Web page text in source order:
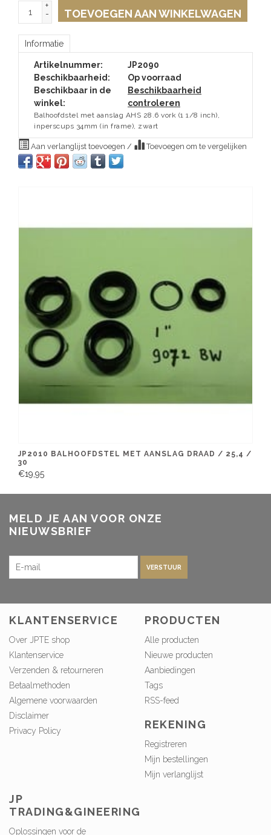
+
-
TOEVOEGEN AAN WINKELWAGEN
Informatie
Artikelnummer:
JP2090
Beschikbaarheid:
Op voorraad
Beschikbaar in de
winkel:
Beschikbaarheid
controleren
Balhoofdstel met aanslag AHS 28.6 vork (1 1/8 inch),
inperscups 34mm (in frame), zwart
Aan verlanglijst toevoegen / Toevoegen om te vergelijken
JP2010 BALHOOFDSTEL MET AANSLAG DRAAD / 25,4 /
30
€19,95
MELD JE AAN VOOR ONZE
NIEUWSBRIEF
VERSTUUR
KLANTENSERVICE
Over JPTE shop
Klantenservice
Verzenden & retourneren
Betaalmethoden
Algemene voorwaarden
Disclaimer
Privacy Policy
PRODUCTEN
Alle producten
Nieuwe producten
Aanbiedingen
Tags
RSS-feed
REKENING
Registreren
Mijn bestellingen
Mijn verlanglijst
JP
TRADING&GINEERING
Oplossingen voor de